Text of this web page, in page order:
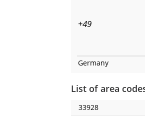
+49
Germany
List of area
33928